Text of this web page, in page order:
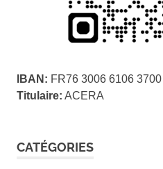
IBAN: FR76 3006 6106
Titulaire: ACERA
CATÉGORIES